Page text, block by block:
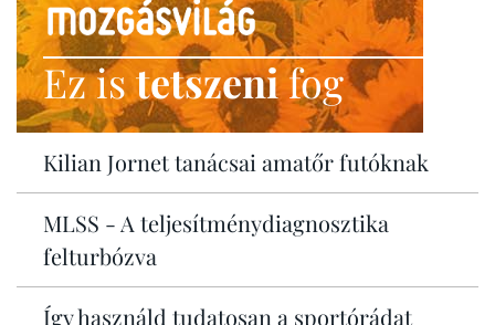
Ez istetszenifog
Kilian Jornet tanácsai amatőr futóknak
MLSS - A teljesítménydiagnosztika
felturbózva
Így használd tudatosan a sportórádat